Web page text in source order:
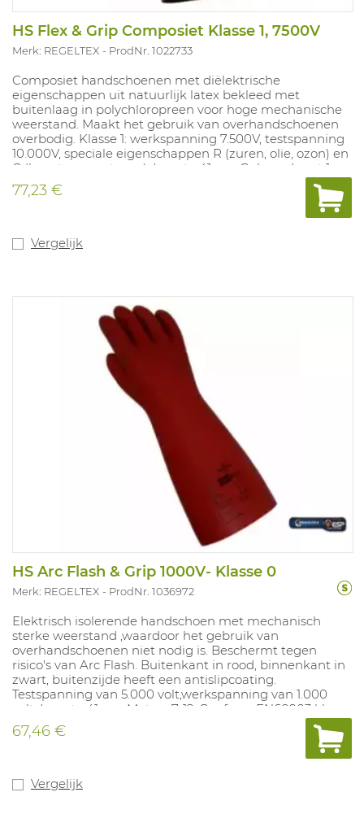
HS Flex & Grip Composiet Klasse 1, 7500V
Merk: REGELTEX ProdNr. 1022733
Composiet handschoenen met diëlektrische
eigenschappen uit natuurlijk latex bekleed met
buitenlaag in polychloropreen voor hoge mechanische
weerstand. Maakt het gebruik van overhandschoenen
overbodig. Klasse 1: werkspanning 7.500V, testspanning
10.000V, speciale eigenschappen R (zuren, olie, ozon) en
C (lage temperaturen). Lengte 41 cm. Geleverd met 1
paar onderhandschoenen.
77,23 €
Vergelijk
HS Arc Flash & Grip 1000V- Klasse 0
Merk: REGELTEX ProdNr. 1036972
Elektrisch isolerende handschoen met mechanisch
sterke weerstand ,waardoor het gebruik van
overhandschoenen niet nodig is. Beschermt tegen
risico's van Arc Flash. Buitenkant in rood, binnenkant in
zwart, buitenzijde heeft een antislipcoating.
Testspanning van 5.000 volt,werkspanning van 1.000
volt. Lengte 41 cm, Maten: 7-12. Conform EN60903 klasse
0 cat RC. ARC 4>40(cal/cm²) ASTM F2675: 71,6cal/cm²
67,46 €
Vergelijk